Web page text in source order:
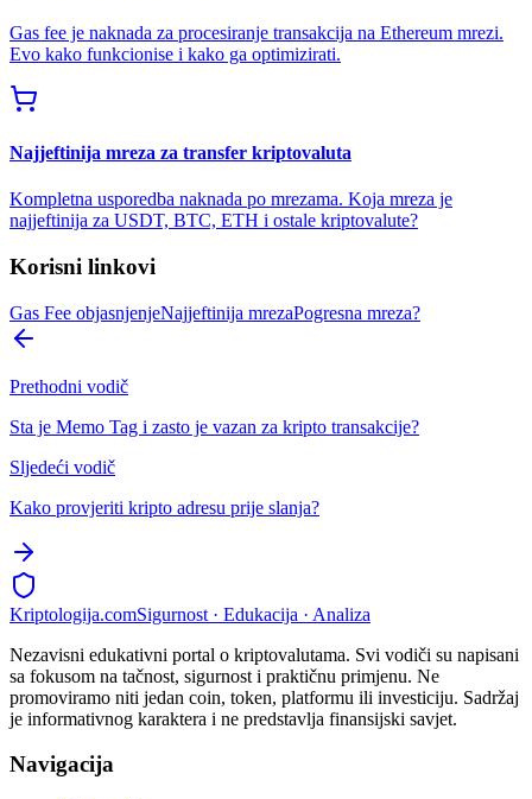
Gas fee je naknada za procesiranje transakcija na Ethereum mrezi.
Evo kako funkcionise i kako ga optimizirati.
Najjeftinija mreza za transfer kriptovaluta
Kompletna usporedba naknada po mrezama. Koja mreza je
najjeftinija za USDT, BTC, ETH i ostale kriptovalute?
Korisni linkovi
Gas Fee objasnjenjeNajjeftinija mrezaPogresna mreza?
Prethodni vodič
Sta je Memo Tag i zasto je vazan za kripto transakcije?
Sljedeći vodič
Kako provjeriti kripto adresu prije slanja?
Kriptologija.comSigurnost · Edukacija · Analiza
Nezavisni edukativni portal o kriptovalutama. Svi vodiči su napisani
sa fokusom na tačnost, sigurnost i praktičnu primjenu. Ne
promoviramo niti jedan coin, token, platformu ili investiciju. Sadržaj
je informativnog karaktera i ne predstavlja finansijski savjet.
Navigacija